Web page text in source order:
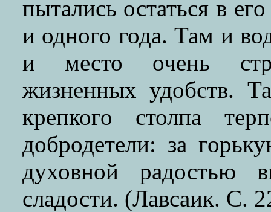
пытались остаться в
и одного года. Там и
и место очень
жизненных удобств.
крепкого столпа
добродетели: за
духовной радостью
сладости. (Лавсаик. С.